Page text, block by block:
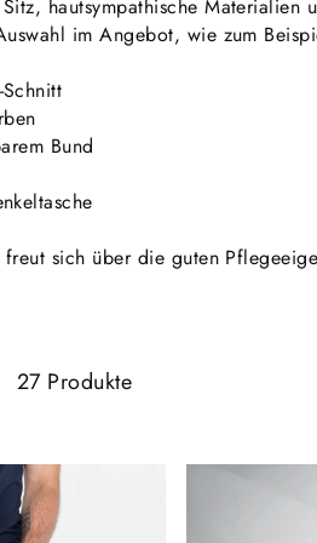
hautsympathische
im Angebot, wie zum
Bund
freut sich über die guten
27 Produkte